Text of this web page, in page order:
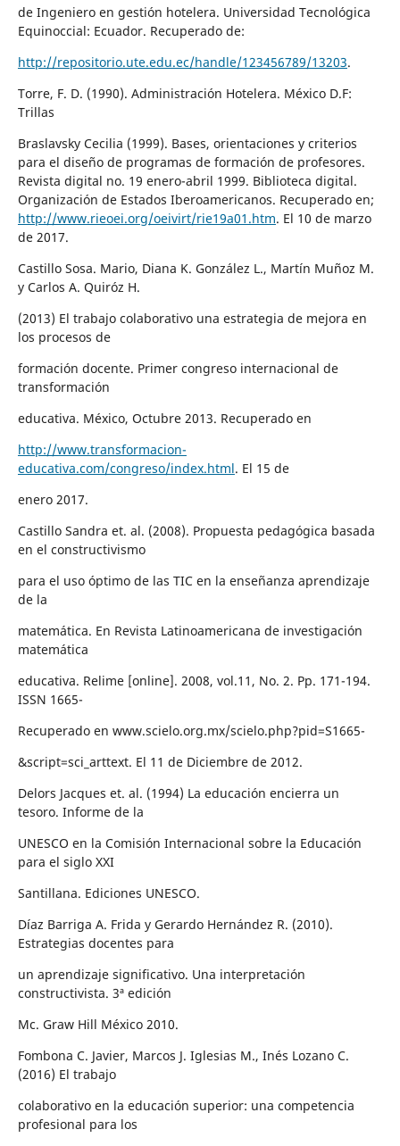
de Ingeniero en gestión hotelera. Universidad Tecnológica
Equinoccial: Ecuador. Recuperado de:
http://repositorio.ute.edu.ec/handle/123456789/13203.
Torre, F. D. (1990). Administración Hotelera. México D.F:
Trillas
Braslavsky Cecilia (1999). Bases, orientaciones y criterios
para el diseño de programas de formación de profesores.
Revista digital no. 19 enero-abril 1999. Biblioteca digital.
Organización de Estados Iberoamericanos. Recuperado en;
http://www.rieoei.org/oeivirt/rie19a01.htm. El 10 de marzo
de 2017.
Castillo Sosa. Mario, Diana K. González L., Martín Muñoz M.
y Carlos A. Quiróz H.
(2013) El trabajo colaborativo una estrategia de mejora en
los procesos de
formación docente. Primer congreso internacional de
transformación
educativa. México, Octubre 2013. Recuperado en
http://www.transformacion-
educativa.com/congreso/index.html. El 15 de
enero 2017.
Castillo Sandra et. al. (2008). Propuesta pedagógica basada
en el constructivismo
para el uso óptimo de las TIC en la enseñanza aprendizaje
de la
matemática. En Revista Latinoamericana de investigación
matemática
educativa. Relime [online]. 2008, vol.11, No. 2. Pp. 171-194.
ISSN 1665-
Recuperado en www.scielo.org.mx/scielo.php?pid=S1665-
&script=sci_arttext. El 11 de Diciembre de 2012.
Delors Jacques et. al. (1994) La educación encierra un
tesoro. Informe de la
UNESCO en la Comisión Internacional sobre la Educación
para el siglo XXI
Santillana. Ediciones UNESCO.
Díaz Barriga A. Frida y Gerardo Hernández R. (2010).
Estrategias docentes para
un aprendizaje significativo. Una interpretación
constructivista. 3ª edición
Mc. Graw Hill México 2010.
Fombona C. Javier, Marcos J. Iglesias M., Inés Lozano C.
(2016) El trabajo
colaborativo en la educación superior: una competencia
profesional para los